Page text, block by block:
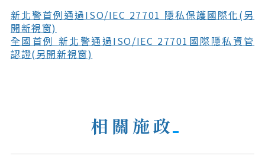
新北警首例通過ISO/IEC 27701 隱私保護國際化(另
開新視窗)
全國首例 新北警通過ISO/IEC 27701國際隱私資管
認證(另開新視窗)
相關施政